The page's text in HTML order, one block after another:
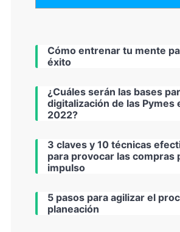
Cómo entrenar tu mente
éxito
¿Cuáles serán las bases
digitalización de las Pymes
2022?
3 claves y 10 técnicas
para provocar las compras
impulso
5 pasos para agilizar el
planeación